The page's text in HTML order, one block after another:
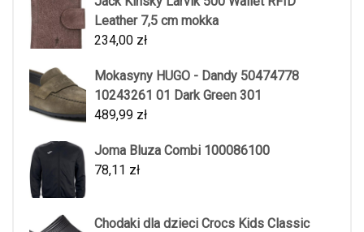
Leather 7,5 cm mokka
234,00 zł
Mokasyny HUGO - Dandy 50474778
10243261 01 Dark Green 301
489,99 zł
Joma Bluza Combi 100086100
78,11 zł
Chodaki dla dzieci Crocs Kids Classic